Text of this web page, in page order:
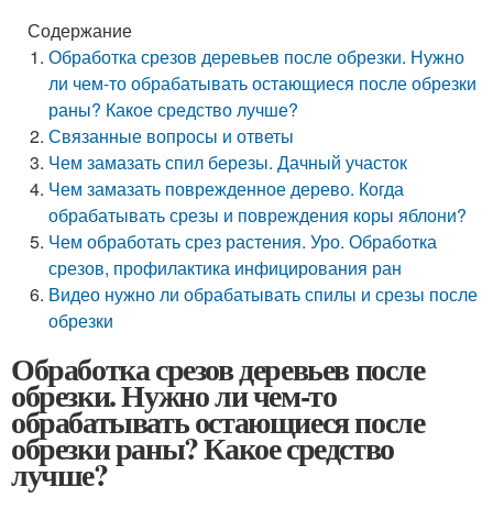
Содержание
Обработка срезов деревьев после обрезки. Нужно
ли чем-то обрабатывать остающиеся после обрезки
раны? Какое средство лучше?
Связанные вопросы и ответы
Чем замазать спил березы. Дачный участок
Чем замазать поврежденное дерево. Когда
обрабатывать срезы и повреждения коры яблони?
Чем обработать срез растения. Уро. Обработка
срезов, профилактика инфицирования ран
Видео нужно ли обрабатывать спилы и срезы после
обрезки
Обработка срезов деревьев после
обрезки. Нужно ли чем-то
обрабатывать остающиеся после
обрезки раны? Какое средство
лучше?